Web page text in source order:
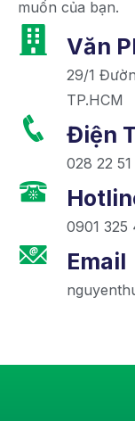
muốn của bạn.
Văn
29/1
TP.HCM
Điện
028 22 51
0901 325
Email